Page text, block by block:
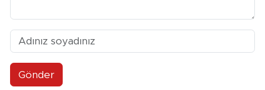
Gönder